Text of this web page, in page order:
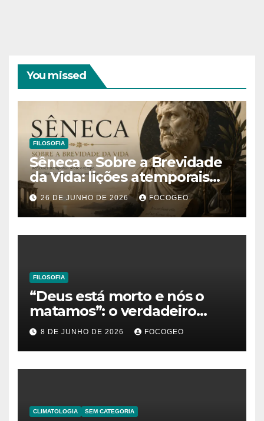
You missed
FILOSOFIA
Sêneca e Sobre a Brevidade
da Vida: lições atemporais
sobre o tempo, a felicidade e
o verdadeiro sentido da
existência
26 DE JUNHO DE 2026 FOCOGEO
FILOSOFIA
“Deus está morto e nós o
matamos”: o verdadeiro
significado da frase de
Friedrich Nietzsche
8 DE JUNHO DE 2026 FOCOGEO
CLIMATOLOGIA SEM CATEGORIA